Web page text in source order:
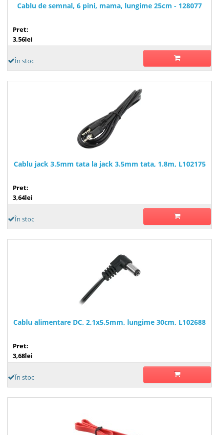
Cablu de semnal, 6 pini, mama, lungime 25cm - 128077
Pret:
3,56lei
În stoc
Cablu jack 3.5mm tata la jack 3.5mm tata, 1.8m, L102175
Pret:
3,64lei
În stoc
Cablu alimentare DC, 2,1x5.5mm, lungime 30cm, L102688
Pret:
3,68lei
În stoc